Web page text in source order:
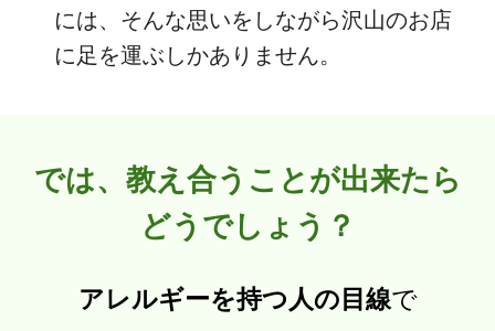
には、そんな思いをしながら沢山のお店
に足を運ぶしかありません。
では、教え合うことが出来たら
どうでしょう？
アレルギーを持つ人の目線で